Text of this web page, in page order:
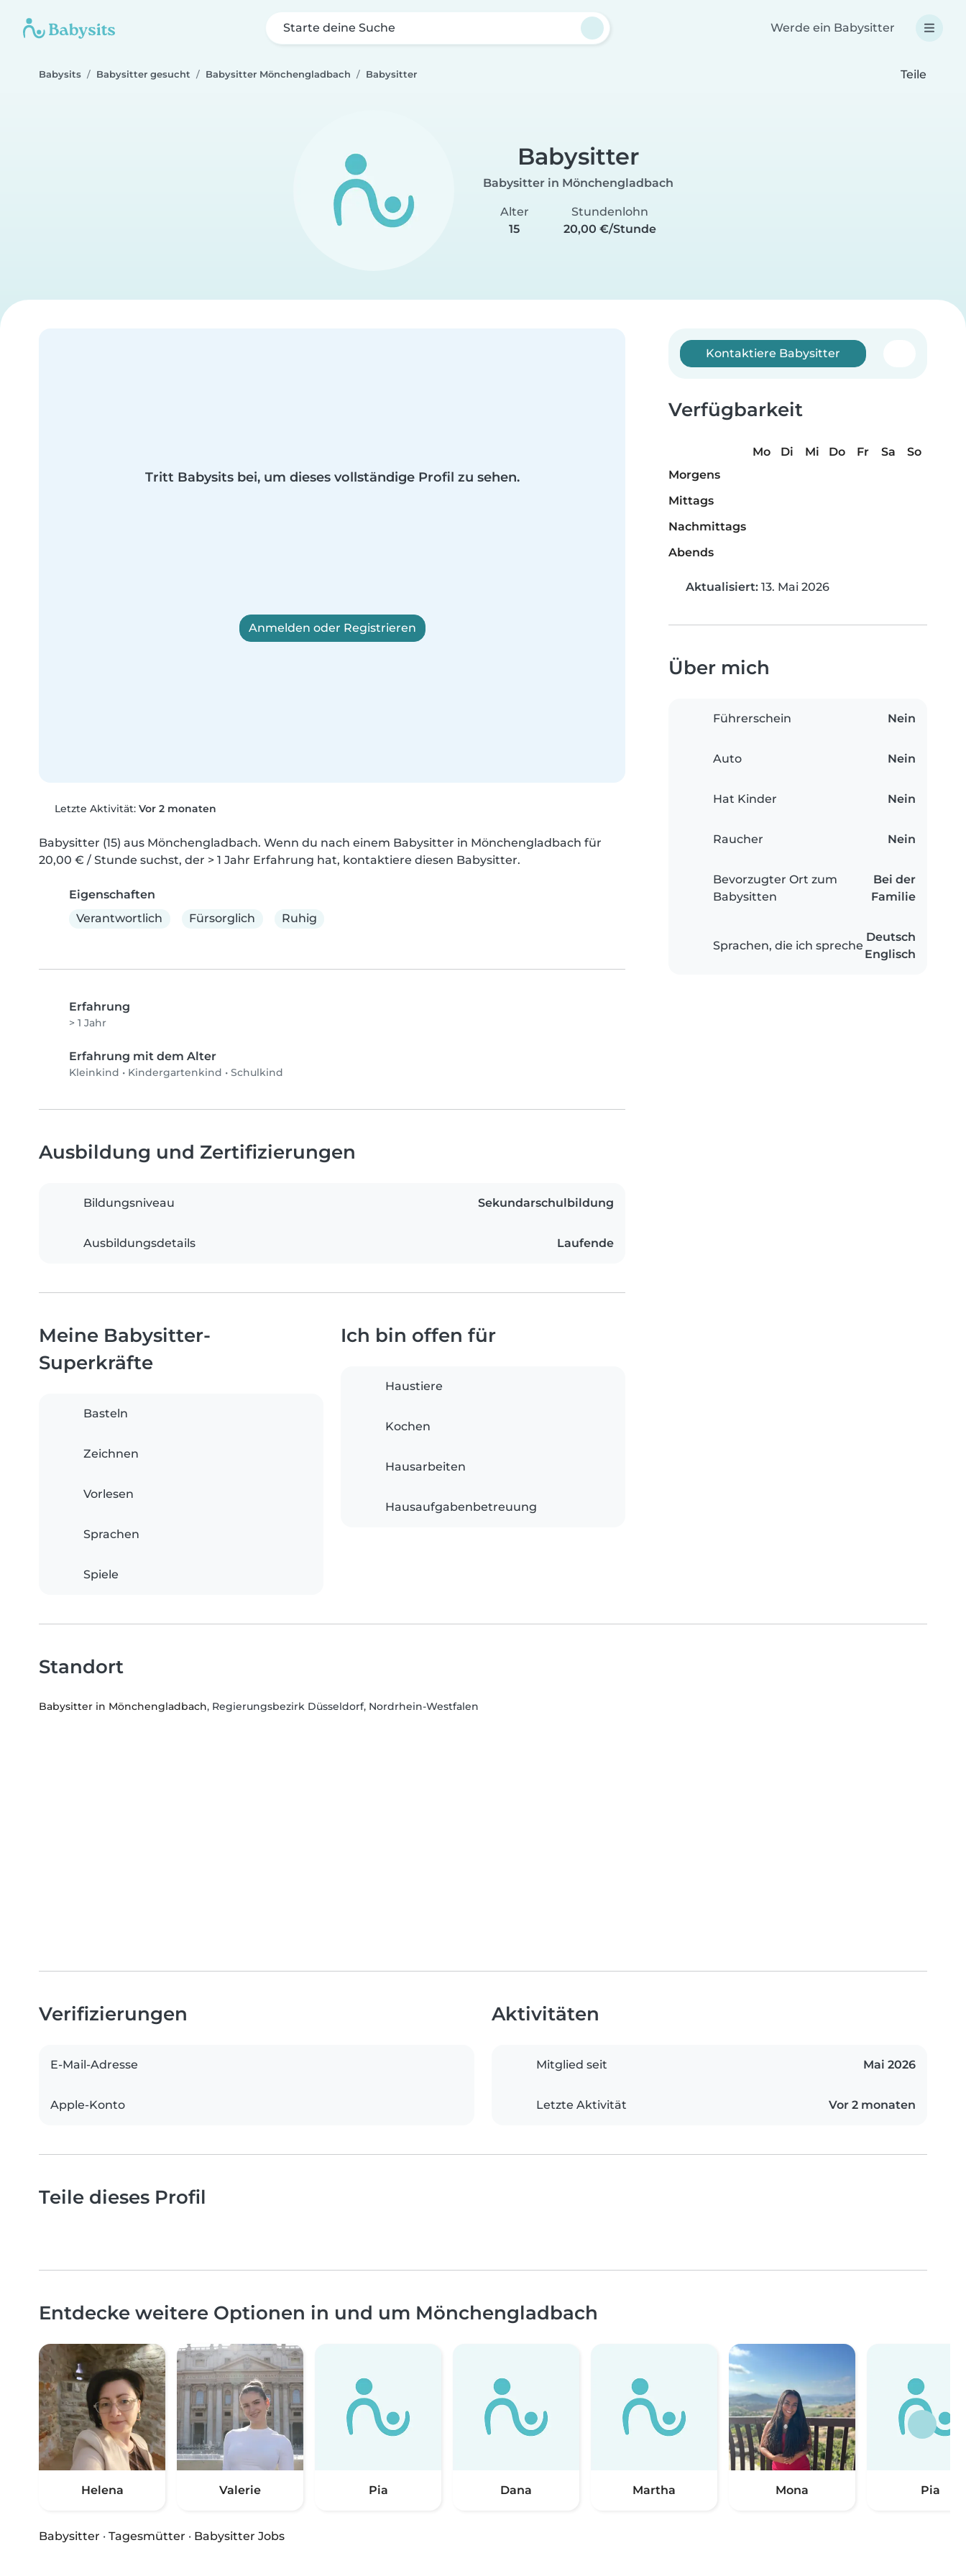
Starte deine Suche Werde ein Babysitter
Babysits Babysitter gesucht Babysitter Mönchengladbach Babysitter Teile
Babysitter
Babysitter in Mönchengladbach
Alter
15
Stundenlohn
20,00 €/Stunde
Tritt Babysits bei, um dieses vollständige Profil zu sehen.
Anmelden oder Registrieren
Letzte Aktivität: Vor 2 monaten
Babysitter (15) aus Mönchengladbach. Wenn du nach einem Babysitter in Mönchengladbach für
20,00 € / Stunde suchst, der > 1 Jahr Erfahrung hat, kontaktiere diesen Babysitter.
Eigenschaften
Verantwortlich
Fürsorglich Ruhig
Erfahrung
> 1 Jahr
Erfahrung mit dem Alter
Kleinkind • Kindergartenkind • Schulkind
Kontaktiere Babysitter
Verfügbarkeit
Mo Di Mi Do Fr Sa
So
Morgens
Mittags
Nachmittags
Abends
Aktualisiert: 13. Mai 2026
Über mich
Führerschein Nein
Auto Nein
Hat Kinder Nein
Raucher Nein
Bevorzugter Ort zum
Babysitten
Bei der
Familie
Sprachen, die ich spreche
Deutsch
Englisch
Ausbildung und Zertifizierungen
Bildungsniveau Sekundarschulbildung
Ausbildungsdetails Laufende
Meine Babysitter-
Superkräfte
Basteln
Zeichnen
Vorlesen
Sprachen
Spiele
Ich bin offen für
Haustiere
Kochen
Hausarbeiten
Hausaufgabenbetreuung
Standort
Babysitter in Mönchengladbach, Regierungsbezirk Düsseldorf, Nordrhein-Westfalen
Verifizierungen
E-Mail-Adresse
Apple-Konto
Aktivitäten
Mitglied seit Mai 2026
Letzte Aktivität Vor 2 monaten
Teile dieses Profil
Entdecke weitere Optionen in und um Mönchengladbach
Helena Valerie Pia Dana Martha Mona Pia
Babysitter · Tagesmütter · Babysitter Jobs